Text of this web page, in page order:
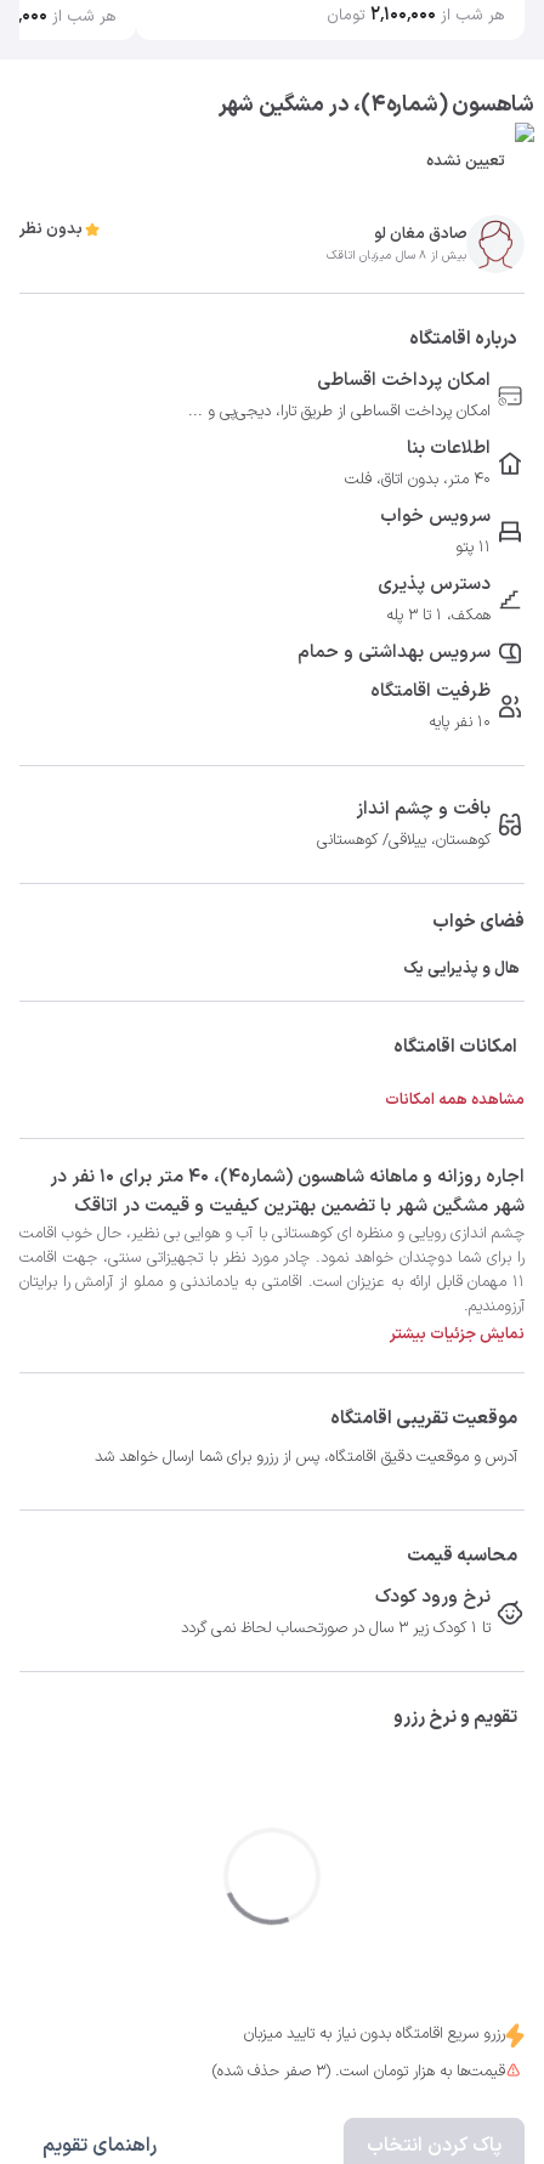
هر شب از ۲٬۱۰۰٬۰۰۰ تومان هر شب از
شاهسون (شماره4)، در مشگین شهر
تعیین نشده
صادق مغان لو
بیش از 8 سال میزبان اتاقک
بدون نظر
درباره اقامتگاه
امکان پرداخت اقساطی
امکان پرداخت اقساطی از طریق تارا، دیجی‌پی و ...
اطلاعات بنا
40 متر، بدون اتاق، فلت
سرویس خواب
11 پتو
دسترس پذیری
همکف، 1 تا 3 پله
سرویس بهداشتی و حمام
ظرفیت اقامتگاه
10 نفر پایه
بافت و چشم انداز
کوهستان، ییلاقی/ کوهستانی
فضای خواب
هال و پذیرایی یک
امکانات اقامتگاه
مشاهده همه امکانات
‫‫اجاره روزانه و ماهانه شاهسون (شماره4)، 40 متر برای 10 نفر در
شهر مشگین شهر با تضمین بهترین کیفیت و قیمت در اتاقک
آرزومندیم.
نمایش جزئیات بیشتر
موقعیت تقریبی اقامتگاه
آدرس و موقعیت دقیق اقامتگاه، پس از رزرو برای شما ارسال خواهد شد
محاسبه قیمت
نرخ ورود کودک
تا 1 کودک زیر 3 سال در صورتحساب لحاظ نمی گردد
تقویم و نرخ رزرو
رزرو سریع اقامتگاه بدون نیاز به تایید میزبان
قیمت‌ها به هزار تومان است. (3 صفر حذف شده)
پاک کردن انتخاب راهنمای تقویم